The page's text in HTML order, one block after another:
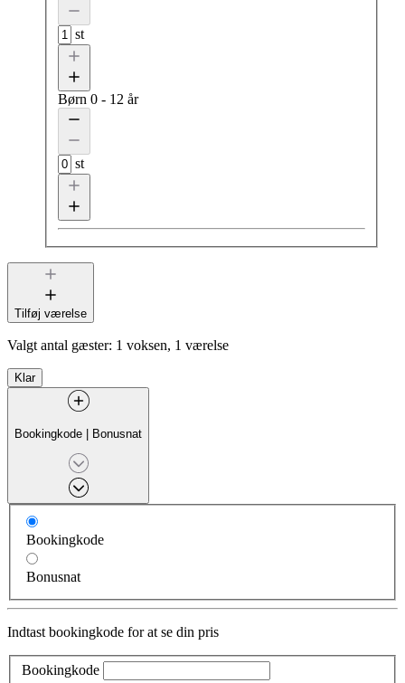
st
Børn 0 - 12 år
st
Tilføj værelse
Valgt antal gæster: 1 voksen, 1 værelse
Klar
Bookingkode | Bonusnat
Bookingkode
Bonusnat
Indtast bookingkode for at se din pris
Bookingkode